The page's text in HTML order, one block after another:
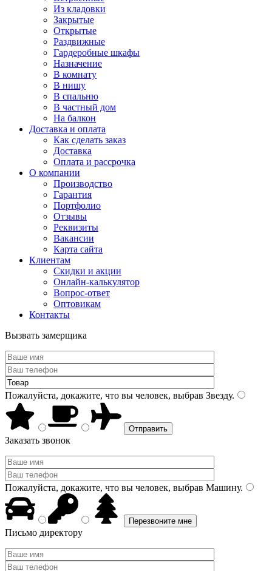
Из кладовки
Закрытые
Открытые
Раздвижные
Гардеробные шкафы
Назначение
В комнату
В нишу
В спальню
В частный дом
На балкон
Доставка и оплата
Как сделать заказ
Доставка
Оплата и рассрочка
О компании
Производство
Гарантия
Портфолио
Отзывы
Реквизиты
Вакансии
Карта сайта
Клиентам
Скидки и акции
Онлайн-калькулятор
Вопрос-ответ
Оптовикам
Контакты
Вызвать замерщика
Пожалуйста, докажите, что вы человек, выбрав Звезду.
Заказать звонок
Пожалуйста, докажите, что вы человек, выбрав Машину.
Письмо директору